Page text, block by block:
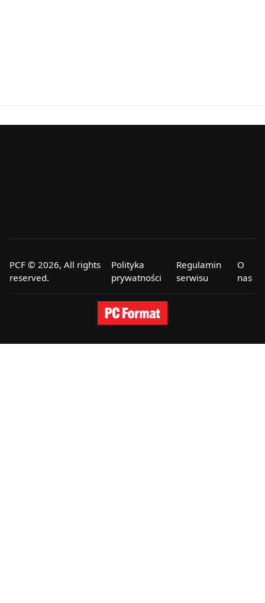
PCF © 2026, All rights
reserved.
Polityka
prywatności
Regulamin
serwisu
O
nas